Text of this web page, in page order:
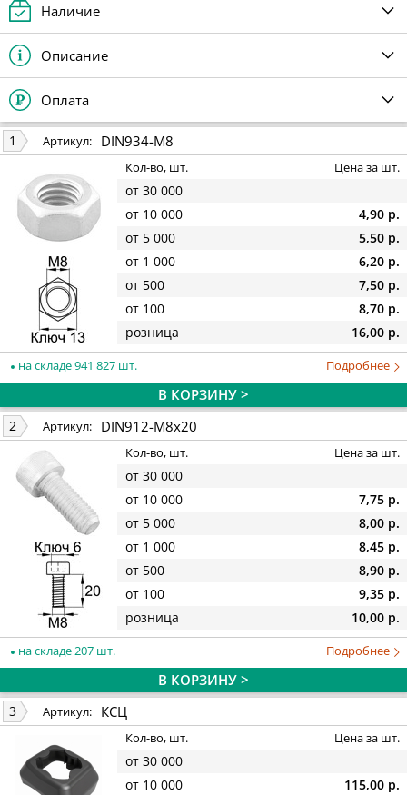
Наличие
Описание
Оплата
1 Артикул: DIN934-M8
Кол-во, шт. Цена за шт.
от 30 000
от 10 000
4,90 р.
от 5 000
5,50 р.
от 1 000
6,20 р.
от 500
7,50 р.
от 100
8,70 р.
розница
16,00 р.
на складе 941 827 шт. Подробнее
В КОРЗИНУ >
2 Артикул: DIN912-M8x20
Кол-во, шт. Цена за шт.
от 30 000
от 10 000
7,75 р.
от 5 000
8,00 р.
от 1 000
8,45 р.
от 500
8,90 р.
от 100
9,35 р.
розница
10,00 р.
на складе 207 шт. Подробнее
В КОРЗИНУ >
3 Артикул: КСЦ
Кол-во, шт. Цена за шт.
от 30 000
от 10 000
115,00 р.